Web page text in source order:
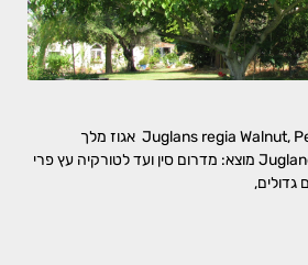
אגוז המלך Juglans regia Walnut, Persian Walnut אגוז מלך
משפחה: אגוזיים, Juglandaceae מוצא: מדרום סין ועד לטורקיה עץ פרי
גדולים,